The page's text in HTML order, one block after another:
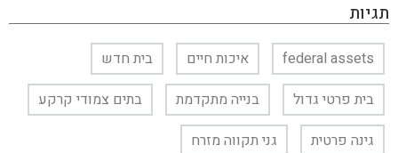
תגיות
federal assets איכות חיים
בית חדש
בית פרטי גדול
בנייה מתקדמת
בתים צמודי קרקע
גינה פרטית
גני תקווה מזרח